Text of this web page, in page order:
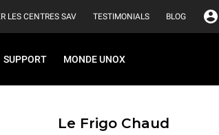
LES CENTRES SAV TESTIMONIALS BLOG
SUPPORT MONDE UNOX
Le Frigo Chaud